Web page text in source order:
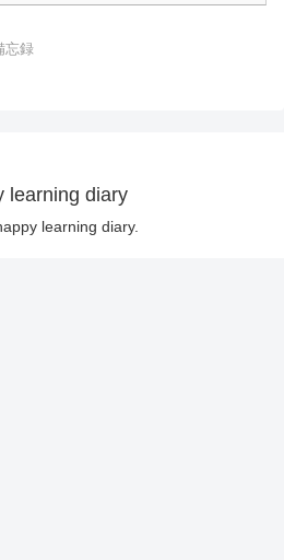
忘録
learning diary
learning diary.